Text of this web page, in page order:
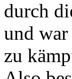
durch
und war
zu